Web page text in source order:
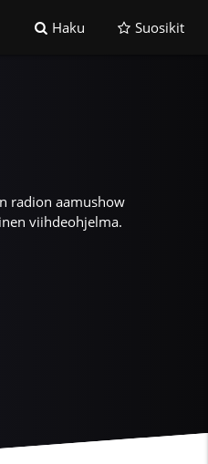
Haku Suosikit
radion aamushow
viihdeohjelma.